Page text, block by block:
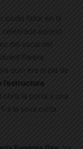
podia faltar en la
celebrada aquest
del vocal del
Parera
quin era el pla de
obrís la porta a una
a la seva curta